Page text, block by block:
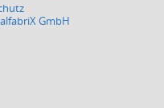
GmbH